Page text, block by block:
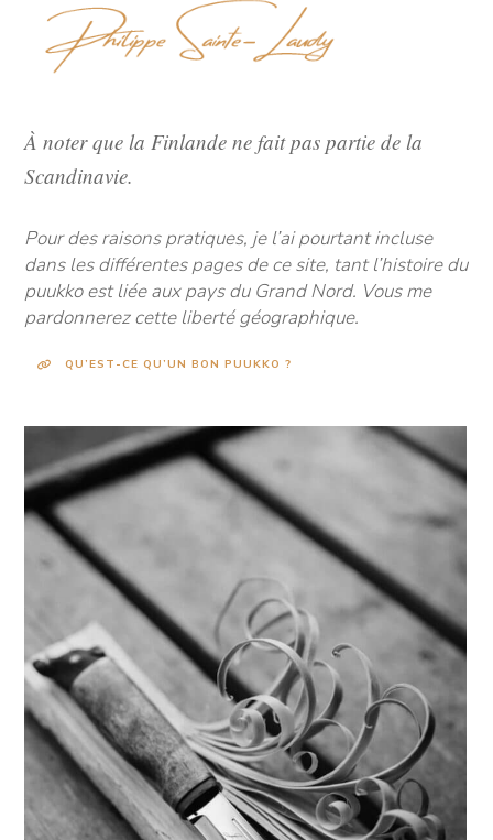
À noter que la Finlande ne fait pas partie de la
Scandinavie.
Pour des raisons pratiques, je l’ai pourtant incluse
dans les différentes pages de ce site, tant l’histoire du
puukko est liée aux pays du Grand Nord. Vous me
pardonnerez cette liberté géographique.
QU’EST-CE QU’UN BON PUUKKO ?